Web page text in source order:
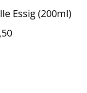
Essig (200ml)